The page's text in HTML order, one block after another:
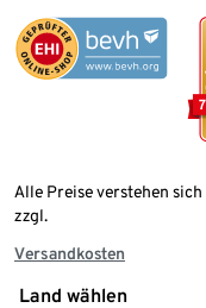
Alle Preise verstehen
zzgl.
Versandkosten
Land wählen